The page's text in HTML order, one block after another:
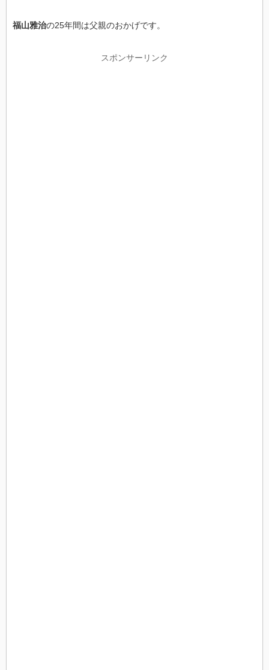
福山雅治の25年間は父親のおかげです。
スポンサーリンク